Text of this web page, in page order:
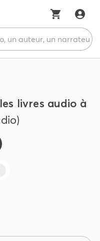
livres audio à